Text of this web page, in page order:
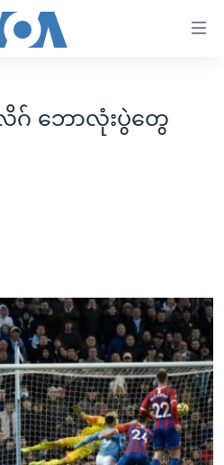
များ
ဂ် ဘောလုံးပွဲတွေ